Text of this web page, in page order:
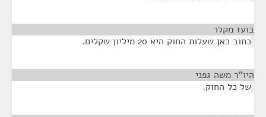
בועז מקלר
כתוב כאן שעלות החוק היא 20 מיליון שקלים.
היו"ר משה גפני
של כל החוק.